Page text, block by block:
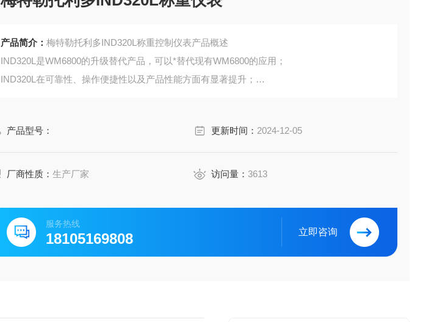
产品简介：梅特勒托利多IND320L称重控制仪表产品概述
IND320L是WM6800的升级替代产品，可以*替代现有WM6800的应用；
IND320L在可靠性、操作便捷性以及产品性能方面有显著提升；
产品型号：
更新时间： 2024-12-05
厂商性质：生产厂家 访问量： 3613
服务热线
18105169808 立即咨询